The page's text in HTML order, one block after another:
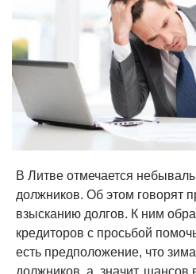
В Литве отмечается
должников. Об этом говорят
взысканию долгов. К ним
кредиторов с просьбой
есть предположение, что